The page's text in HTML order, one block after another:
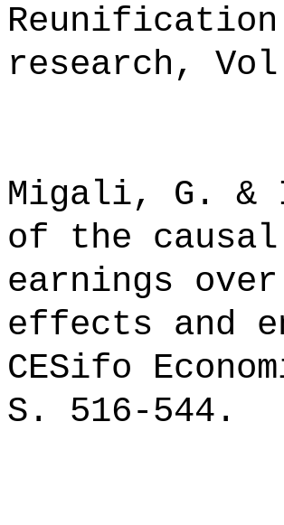
research,
Migali, G. &
of the
earnings
effects and
CESifo
S. 516-544.